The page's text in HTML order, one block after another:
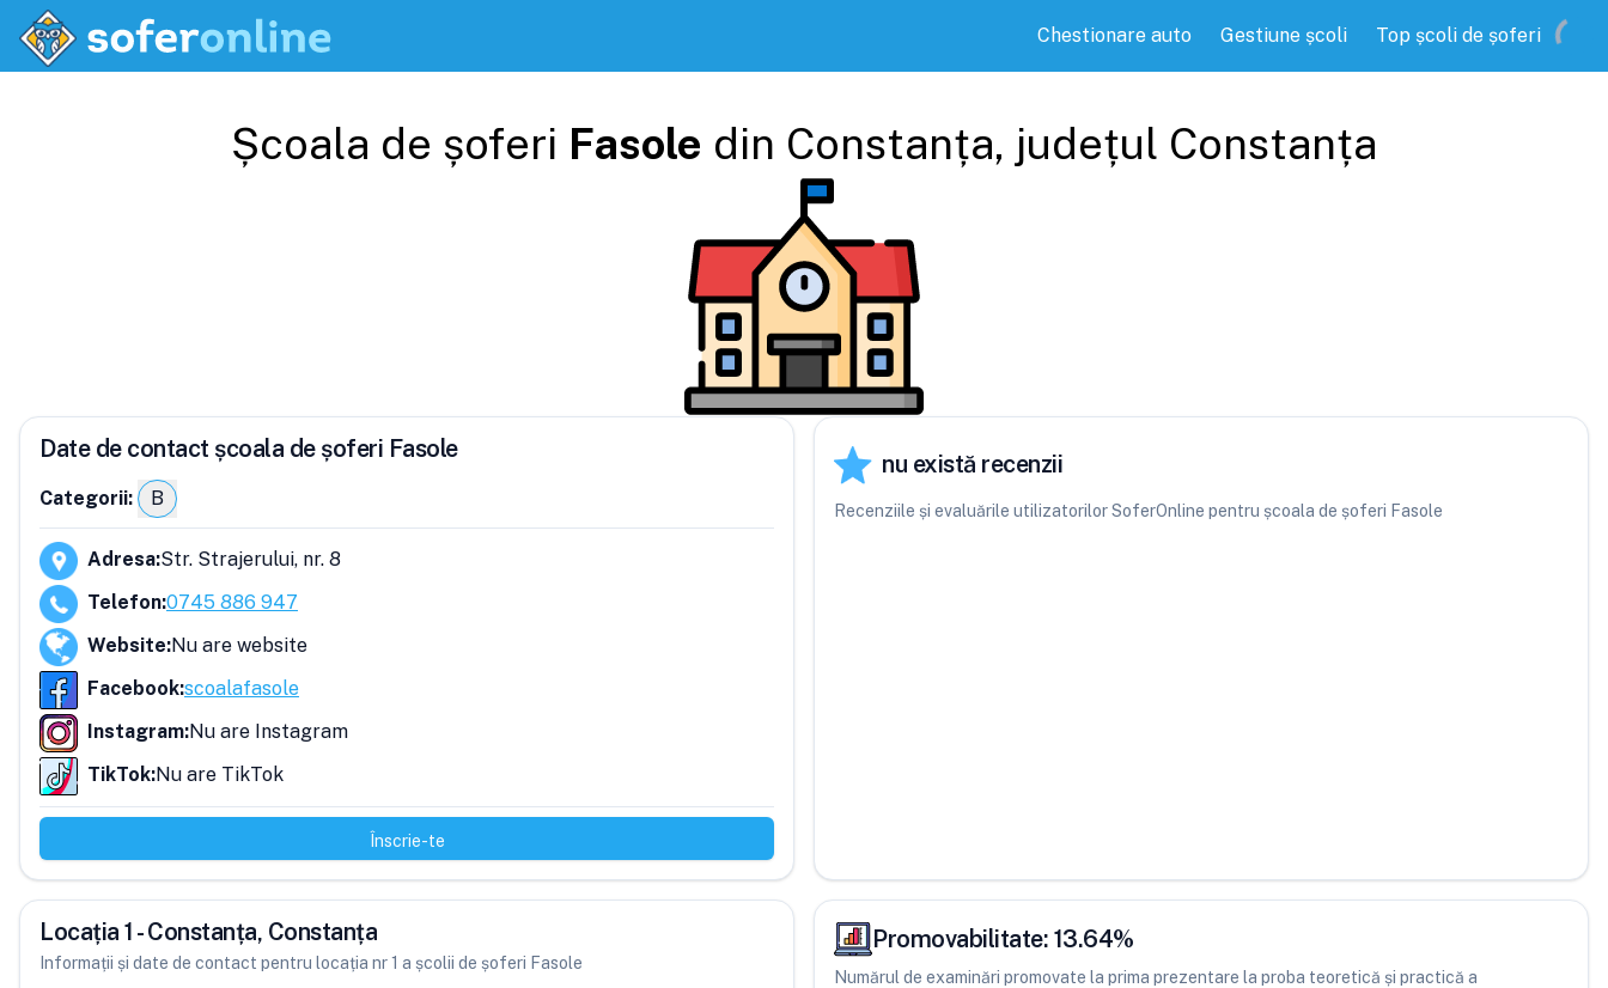
Chestionare auto Gestiune școli Top școli de șoferi
Școala de șoferi Fasole din Constanța, județul Constanța
Date de contact școala de șoferi Fasole
Categorii: B
Adresa:Str. Strajerului, nr. 8
Telefon:0745 886 947
Website:Nu are website
Facebook:scoalafasole
Instagram:Nu are Instagram
TikTok:Nu are TikTok
Înscrie-te
nu există recenzii
Recenziile și evaluările utilizatorilor SoferOnline pentru școala de șoferi Fasole
Locația 1 - Constanța, Constanța
Informații și date de contact pentru locația nr 1 a școlii de șoferi Fasole
Promovabilitate: 13.64%
Numărul de examinări promovate la prima prezentare la proba teoretică și practică a